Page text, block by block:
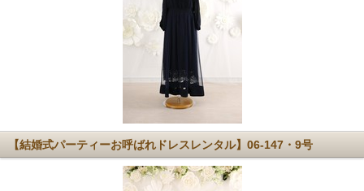
【結婚式パーティーお呼ばれドレスレンタル】06-147・9号